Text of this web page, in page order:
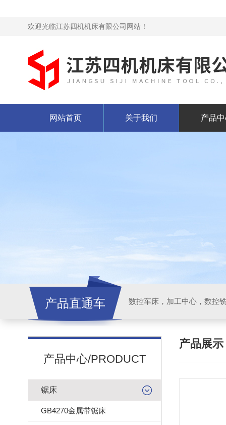
欢迎光临江苏四机机床有限公司网站！
网站首页 关于我们 产品
产品直通车
产品中心/PRODUCT
锯床
GB4270金属带锯床
产品展示